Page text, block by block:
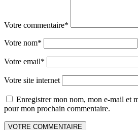
Votre commentaire*
Votre nom*
Votre email*
Votre site internet
Enregistrer mon nom, mon e-mail et
pour mon prochain commentaire.